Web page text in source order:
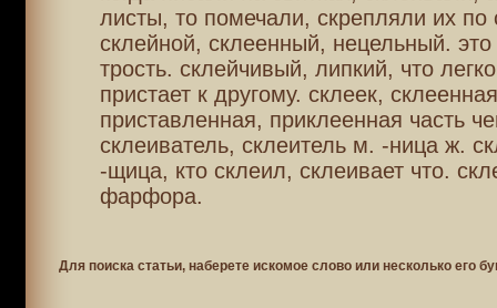
листы, то помечали, скрепляли их по
склейной, склеенный, нецельный. это
трость. склейчивый, липкий, что
пристает к другому. склеек,
приставленная, приклеенная часть
склеиватель, склеитель м. -ница ж.
-щица, кто склеил, склеивает что.
фарфора.
Для поиска статьи, наберете искомое слово или несколько его